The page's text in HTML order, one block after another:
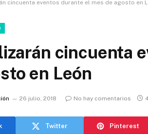
cincuenta eventos durante el mes de agosto en
cincuenta
en León
26 julio, 2018 No hay comentarios
Twitter Pinterest